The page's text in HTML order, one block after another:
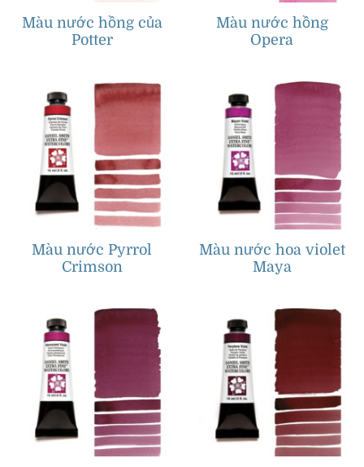
Màu nước hồng của
Potter
Màu nước hồng
Opera
Màu nước Pyrrol
Crimson
Màu nước hoa violet
Maya